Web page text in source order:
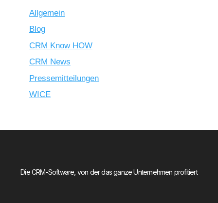
Allgemein
Blog
CRM Know HOW
CRM News
Pressemitteilungen
WICE
Die CRM-Software, von der das ganze Unternehmen profitiert